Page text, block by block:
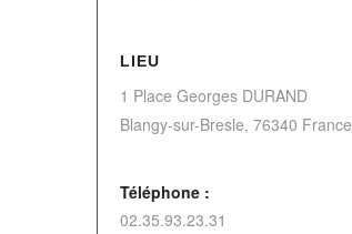
LIEU
1 Place Georges DURAND
Blangy-sur-Bresle, 76340 France
Téléphone :
02.35.93.23.31